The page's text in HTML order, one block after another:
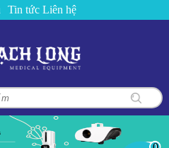
Tin tức Liên hệ